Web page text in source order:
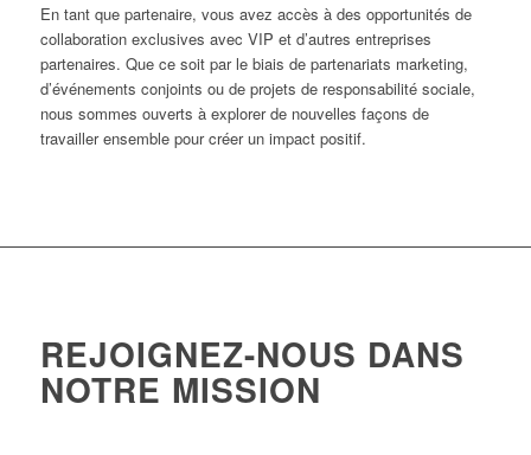
En tant que partenaire, vous avez accès à des opportunités de
collaboration exclusives avec VIP et d’autres entreprises
partenaires. Que ce soit par le biais de partenariats marketing,
d’événements conjoints ou de projets de responsabilité sociale,
nous sommes ouverts à explorer de nouvelles façons de
travailler ensemble pour créer un impact positif.
REJOIGNEZ-NOUS DANS
NOTRE MISSION